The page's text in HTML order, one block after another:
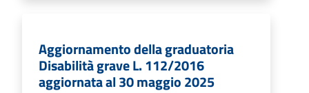
Aggiornamento della graduatoria
Disabilità grave L. 112/2016
aggiornata al 30 maggio 2025